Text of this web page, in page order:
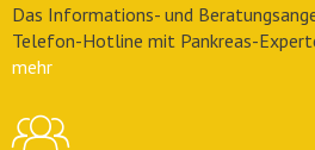
Das Informations- und
Telefon-Hotline mit Pankreas-
mehr